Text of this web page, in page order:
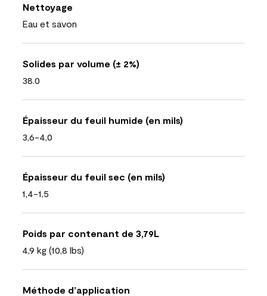
Nettoyage
Eau et savon
Solides par volume (± 2%)
38.0
Épaisseur du feuil humide (en mils)
3,6-4,0
Épaisseur du feuil sec (en mils)
1,4-1,5
Poids par contenant de 3,79L
4,9 kg (10,8 lbs)
Méthode d’application